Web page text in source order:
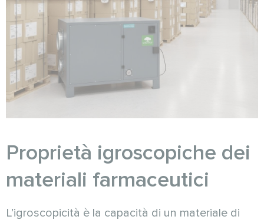
Proprietà igroscopiche dei
materiali farmaceutici
L’igroscopicità è la capacità di un materiale di